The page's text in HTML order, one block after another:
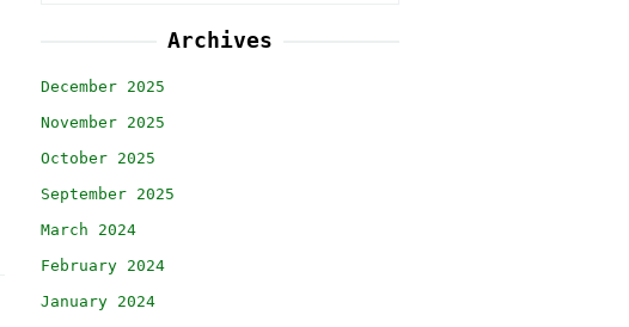
Archives
December 2025
November 2025
October 2025
September 2025
March 2024
February 2024
January 2024